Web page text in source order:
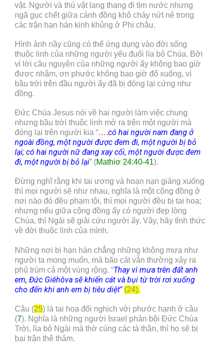
vật. Người và thú vật lang thang đi tìm nước nhưng
ngã gục chết giữa cánh đồng khô cháy nứt nẻ trong
các trận hạn hán kinh khủng ở Phi châu.
Hình ảnh nầy cũng có thể ứng dụng vào đời sống
thuộc linh của những người yếu đuối lìa bỏ Chúa. Bởi
vì lời cầu nguyện của những người ấy không bao giờ
được nhậm, ơn phước không bao giờ đổ xuống, vì
bầu trời trên đầu người ấy đã bị đóng lại cứng như
đồng.
Đức Chúa Jesus nói về hai người làm việc chung
nhưng bầu trời thuộc linh mở ra trên một người mà
đóng lại trên người kia “….có hai người nam đang ở
ngoài đồng, một người được đem đi, một người bị bỏ
lại; có hai người nữ đang xay cối, một người được đem
đi, một người bị bỏ lại” (Mathiơ 24:40-41).
Đừng nghĩ rằng khi tai ương và hoạn nạn giáng xuống
thì mọi người sẽ như nhau, nghĩa là một cộng đồng ở
nơi nào đó đều phạm tội, thì mọi người đều bị tai hoạ;
nhưng nếu giữa cộng đồng ấy có người đẹp lòng
Chúa, thì Ngài sẽ giải cứu người ấy. Vậy, hãy tỉnh thức
về đời thuộc linh của mình.
Những nơi bị hạn hán chẳng những không mưa như
người ta mong muốn, mà bão cát vẫn thường xảy ra
phủ trùm cả một vùng rộng. “Thay vì mưa trên đất anh
em, Đức Giêhôva sẽ khiến cát và bụi từ trời rơi xuống
cho đến khi anh em bị tiêu diệt” (24).
Câu (25) là tai hoạ đối nghịch với phước hạnh ở câu
(7). Nghĩa là những người Israel phản bội Đức Chúa
Trời, lìa bỏ Ngài mà thờ cúng các tà thần, thì họ sẽ bị
bại trận thê thảm.